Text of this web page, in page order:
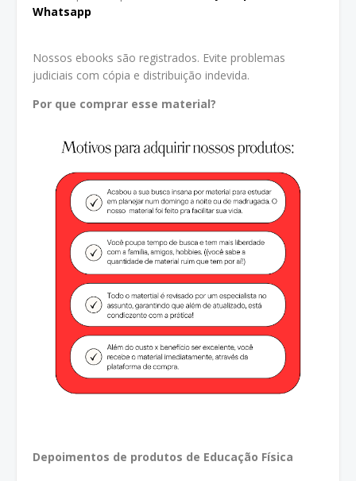
Whatsapp
Nossos ebooks são registrados. Evite problemas
judiciais com cópia e distribuição indevida.
Por que comprar esse material?
Depoimentos de produtos de Educação Física